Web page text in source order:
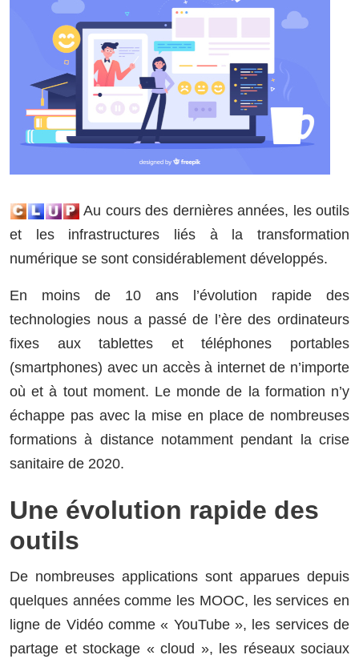
Au cours des dernières années, les outils
et les infrastructures liés à la transformation
numérique se sont considérablement développés.
En moins de 10 ans l’évolution rapide des
technologies nous a passé de l’ère des ordinateurs
fixes aux tablettes et téléphones portables
(smartphones) avec un accès à internet de n’importe
où et à tout moment. Le monde de la formation n’y
échappe pas avec la mise en place de nombreuses
formations à distance notamment pendant la crise
sanitaire de 2020.
Une évolution rapide des
outils
De nombreuses applications sont apparues depuis
quelques années comme les MOOC, les services en
ligne de Vidéo comme « YouTube », les services de
partage et stockage « cloud », les réseaux sociaux